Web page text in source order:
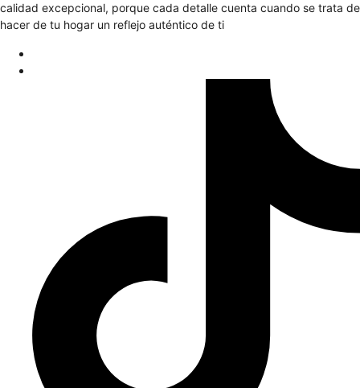
calidad excepcional, porque cada detalle cuenta cuando se trata de
hacer de tu hogar un reflejo auténtico de ti